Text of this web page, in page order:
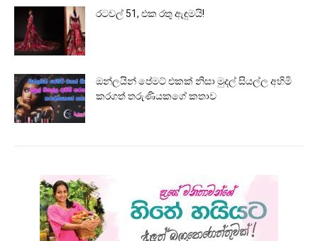
රටවල් 51, එක රතු ඇඳුමයි!
ඔන්ලයින් පේමට් එකක් නිසා මුදල් සියල්ල අහිමි
කරගත් තරුණියකගේ කතාව